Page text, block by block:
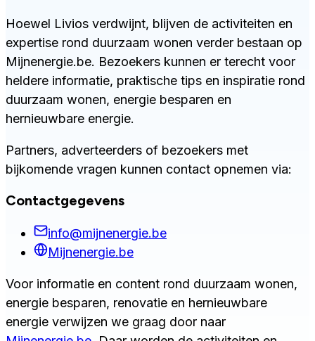
Hoewel Livios verdwijnt, blijven de activiteiten en
expertise rond duurzaam wonen verder bestaan op
Mijnenergie.be. Bezoekers kunnen er terecht voor
heldere informatie, praktische tips en inspiratie rond
duurzaam wonen, energie besparen en
hernieuwbare energie.
Partners, adverteerders of bezoekers met
bijkomende vragen kunnen contact opnemen via:
Contactgegevens
info@mijnenergie.be
Mijnenergie.be
Voor informatie en content rond duurzaam wonen,
energie besparen, renovatie en hernieuwbare
energie verwijzen we graag door naar